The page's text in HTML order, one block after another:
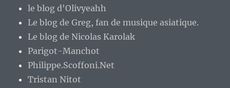
le blog d'Olivyeahh
Le blog de Greg, fan de musique asiatique.
Le blog de Nicolas Karolak
Parigot-Manchot
Philippe.Scoffoni.Net
Tristan Nitot